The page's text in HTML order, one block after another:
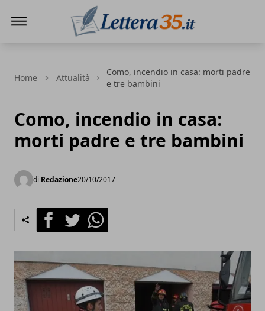
Home Attualità
Como, incendio in casa: morti padre
e tre bambini
Como, incendio in casa:
morti padre e tre bambini
di Redazione20/10/2017
FacebookTwitterWhatsapp